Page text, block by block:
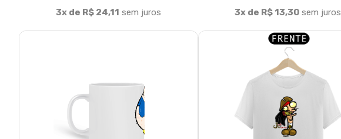
3x de R$ 24,11 sem juros 3x de R$ 13,30 sem juros